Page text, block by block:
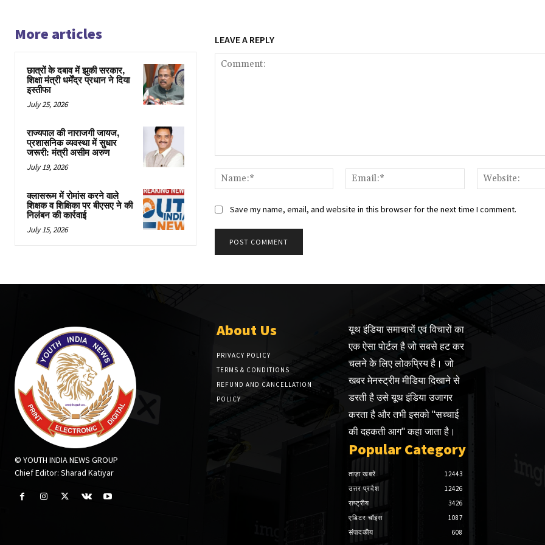
More articles
छात्रों के दबाव में झुकी सरकार,
शिक्षा मंत्री धर्मेंद्र प्रधान ने दिया
इस्तीफा
July 25, 2026
राज्यपाल की नाराजगी जायज,
प्रशासनिक व्यवस्था में सुधार
जरूरी: मंत्री असीम अरुण
July 19, 2026
क्लासरूम में रोमांस करने वाले
शिक्षक व शिक्षिका पर बीएसए ने की
निलंबन की कार्रवाई
July 15, 2026
LEAVE A REPLY
Name:*
Email:*
Save my name, email, and website in this browser for the next time I comment.
© YOUTH INDIA NEWS GROUP
Chief Editor: Sharad Katiyar
About Us
PRIVACY POLICY
TERMS & CONDITIONS
REFUND AND CANCELLATION
POLICY
यूथ इंडिया समाचारों एवं विचारों का
एक ऐसा पोर्टल है जो सबसे हट कर
चलने के लिए लोकप्रिय है। जो
खबर मेनस्ट्रीम मीडिया दिखाने से
डरती है उसे यूथ इंडिया उजागर
करता है और तभी इसको "सच्चाई
की दहकती आग" कहा जाता है।
Popular Category
ताज़ा खबरें
12443
उत्तर प्रदेश
12426
राष्ट्रीय
3426
एडिटर चॉइस
1087
संपादकीय
608